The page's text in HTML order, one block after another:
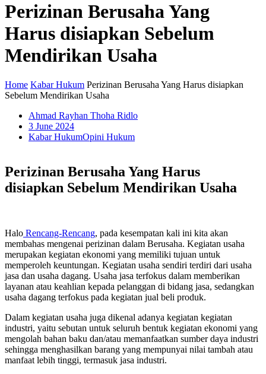
Perizinan Berusaha Yang
Harus disiapkan Sebelum
Mendirikan Usaha
Home Kabar Hukum Perizinan Berusaha Yang Harus disiapkan
Sebelum Mendirikan Usaha
Ahmad Rayhan Thoha Ridlo
3 June 2024
Kabar HukumOpini Hukum
Perizinan Berusaha Yang Harus
disiapkan Sebelum Mendirikan Usaha
Halo Rencang-Rencang, pada kesempatan kali ini kita akan
membahas mengenai perizinan dalam Berusaha. Kegiatan usaha
merupakan kegiatan ekonomi yang memiliki tujuan untuk
memperoleh keuntungan. Kegiatan usaha sendiri terdiri dari usaha
jasa dan usaha dagang. Usaha jasa terfokus dalam memberikan
layanan atau keahlian kepada pelanggan di bidang jasa, sedangkan
usaha dagang terfokus pada kegiatan jual beli produk.
Dalam kegiatan usaha juga dikenal adanya kegiatan kegiatan
industri, yaitu sebutan untuk seluruh bentuk kegiatan ekonomi yang
mengolah bahan baku dan/atau memanfaatkan sumber daya industri
sehingga menghasilkan barang yang mempunyai nilai tambah atau
manfaat lebih tinggi, termasuk jasa industri.